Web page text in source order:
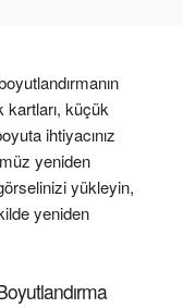
kartları, küçük
ihtiyacınız
yeniden
yükleyin,
yeniden